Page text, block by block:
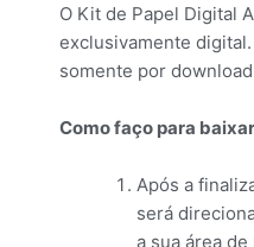
O Kit de Papel Digital
exclusivamente
somente por
Como faço para
Após a
será
a sua área